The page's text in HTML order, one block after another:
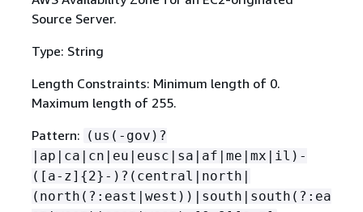
Source Server.
Type: String
Length Constraints: Minimum length of 0.
Maximum length of 255.
Pattern: (us(-gov)?
|ap|ca|cn|eu|eusc|sa|af|me|mx|il)-
([a-z] {2}-)?(central|north|
(north(?:east|west))|south|south(?:ea